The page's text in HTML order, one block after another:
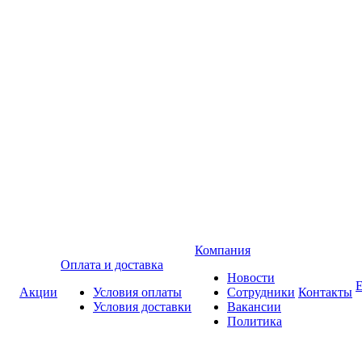
Акции
Оплата и доставка
Условия оплаты
Условия доставки
Компания
Новости
Сотрудники
Вакансии
Политика
Контакты